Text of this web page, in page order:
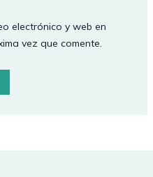
electrónico y web en
vez que comente.